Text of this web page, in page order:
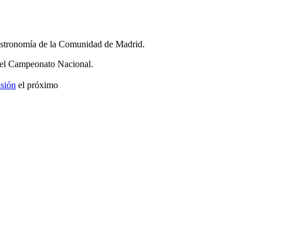
de la Comunidad de Madrid.
Campeonato Nacional.
el próximo